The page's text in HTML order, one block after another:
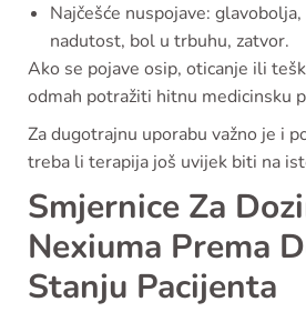
Najčešće nuspojave:
nadutost, bol u trbuhu, zatvor.
Ako se pojave osip, oticanje ili
odmah potražiti hitnu medicinsku
Za dugotrajnu uporabu važno je i
treba li terapija još uvijek biti na
Smjernice Za
Nexiuma Prema
Stanju Pacijenta